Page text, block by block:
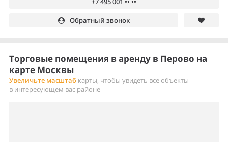
Обратный звонок
Торговые помещения в аренду в Перово на
карте Москвы
Увеличьте масштаб карты, чтобы увидеть все объекты
в интересующем вас районе